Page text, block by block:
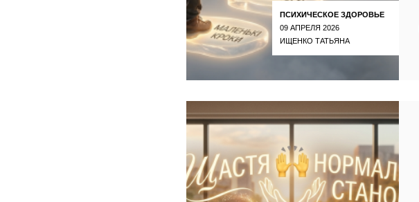
ПСИХИЧЕСКОЕ ЗДОРОВЬЕ
09 АПРЕЛЯ 2026
ИЩЕНКО ТАТЬЯНА